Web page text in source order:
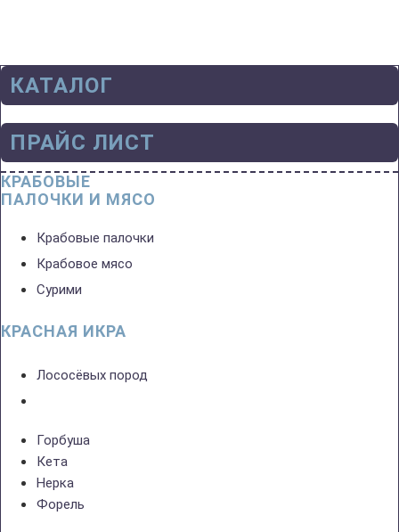
КАТАЛОГ
ПРАЙС ЛИСТ
КРАБОВЫЕ
ПАЛОЧКИ И МЯСО
Крабовые палочки
Крабовое мясо
Сурими
КРАСНАЯ ИКРА
Лососёвых пород
Горбуша
Кета
Нерка
Форель